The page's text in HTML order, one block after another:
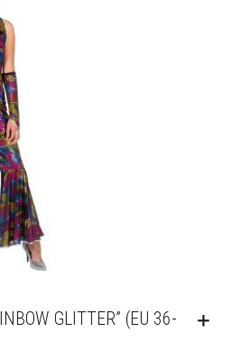
GLITTER” (EU 36-